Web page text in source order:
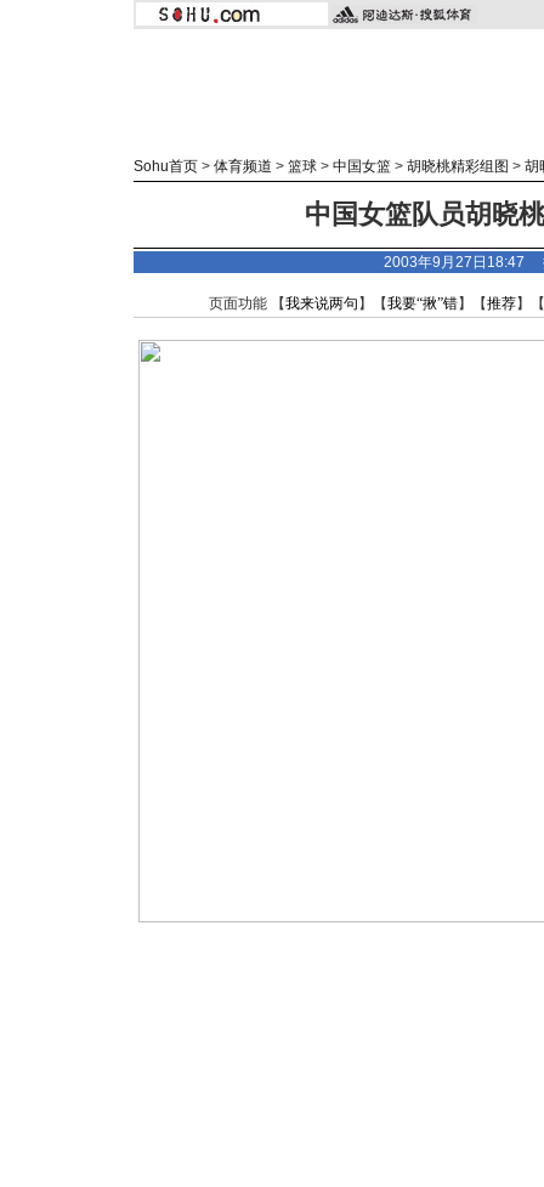
Sohu首页 > 体育频道 > 篮球 > 中国女篮 > 胡晓桃精彩组图 > 胡
中国女篮队员胡晓
2003年9月27日18:47
页面功能 【我来说两句 】【我要“揪”错】【推荐】